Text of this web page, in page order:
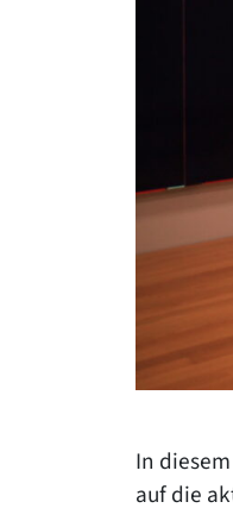
In
auf die